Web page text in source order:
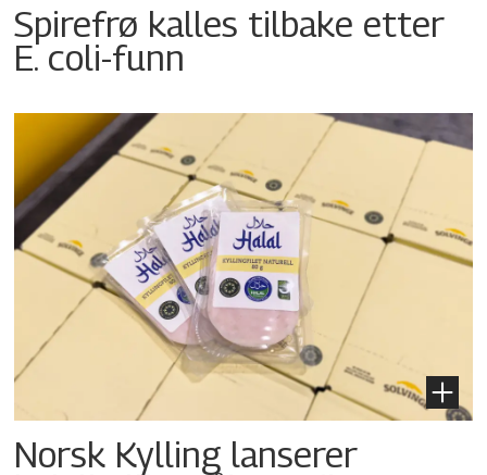
Spirefrø kalles tilbake etter
E. coli-funn
Norsk Kylling lanserer